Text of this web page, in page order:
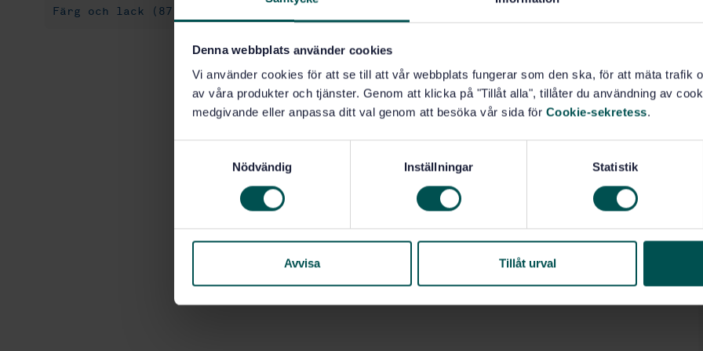
Denna webbplats använder cookies
Vi använder cookies för att se till att vår webbplats fungerar som den ska, för att mäta trafik
av våra produkter och tjänster. Genom att klicka på "Tillåt alla", tillåter du användning av
medgivande eller anpassa ditt val genom att besöka vår sida för Cookie-sekretess.
s
Nödvändig Inställningar Statistik
Avvisa Tillåt urval
Färg och lack (87.040)